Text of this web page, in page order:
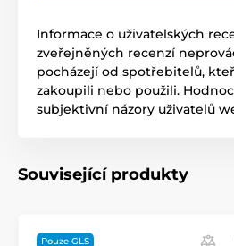
Informace o uživatelských
zveřejněných recenzí
pocházejí od spotřebitelů,
zakoupili nebo použili.
subjektivní názory uživatelů
Související produkty
Pouze GLS